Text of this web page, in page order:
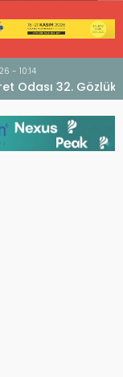
Grubu’ndan
Projesi açıklaması